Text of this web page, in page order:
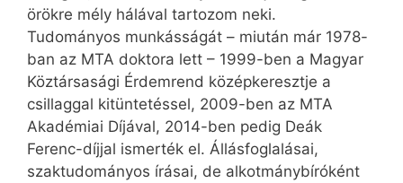
örökre mély hálával tartozom neki.
Tudományos munkásságát – miután már 1978-
ban az MTA doktora lett – 1999-ben a Magyar
Köztársasági Érdemrend középkeresztje a
csillaggal kitüntetéssel, 2009-ben az MTA
Akadémiai Díjával, 2014-ben pedig Deák
Ferenc-díjjal ismerték el. Állásfoglalásai,
szaktudományos írásai, de alkotmánybíróként